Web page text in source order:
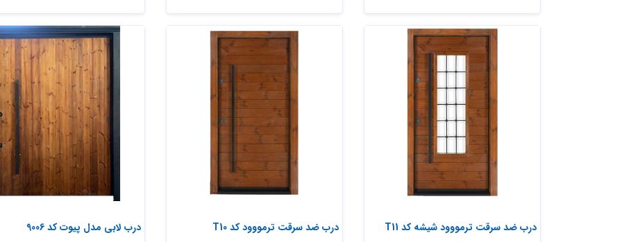
درب ضد سرقت ترمووود شیشه کد T11 درب ضد سرقت ترمووود کد T10 درب لابی مدل پیوت کد 9006